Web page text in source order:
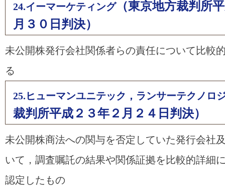
24.イーマーケティング（東京地方裁判所
月３０日判決）
未公開株発行会社関係者らの責任について比較
る
25.ヒューマンユニテック，ランサーテクノロ
裁判所平成２３年２月２４日判決）
未公開株商法への関与を否定していた発行会社
いて，調査嘱託の結果や関係証拠を比較的詳細
認定したもの